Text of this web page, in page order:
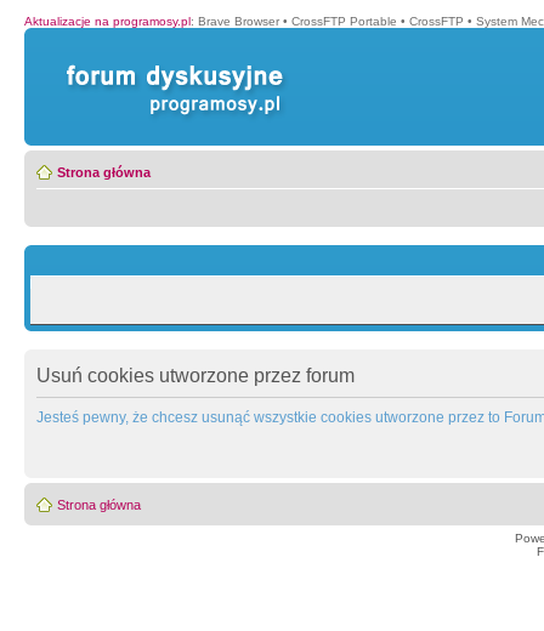
Aktualizacje na programosy.pl: Brave Browser • CrossFTP Portable • CrossFTP • System
Strona główna
Usuń cookies utworzone przez forum
Jesteś pewny, że chcesz usunąć wszystkie cookies utworzone przez to
Strona główna